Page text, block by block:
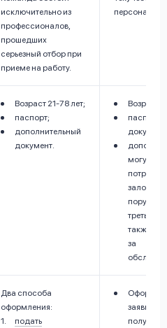
исключительно из
профессионалов,
прошедших
серьезный отбор при
приеме на работу.
персонала.
Возраст 21-78 лет;
паспорт;
дополнительный
документ.
Возраст с
паспорт
документ;
могут
залог,
третьих
также
за
Два способа
оформления:
подать
заявки